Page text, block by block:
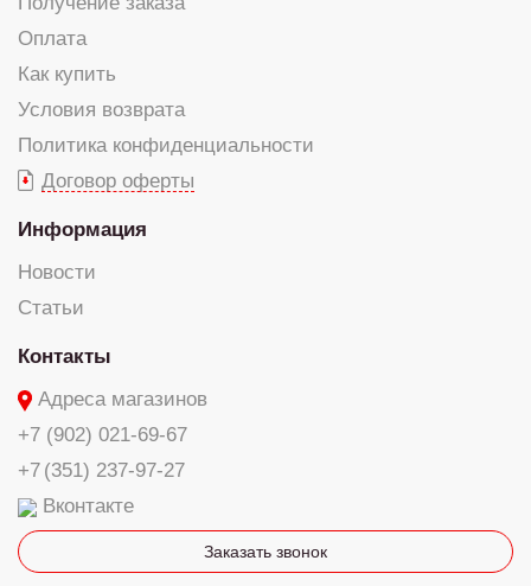
Оплата
Как купить
Условия возврата
Политика конфиденциальности
Договор оферты
Информация
Новости
Статьи
Контакты
Адреса магазинов
+7 (902) 021-69-67
+7 (351) 237-97-27
Вконтакте
Заказать звонок